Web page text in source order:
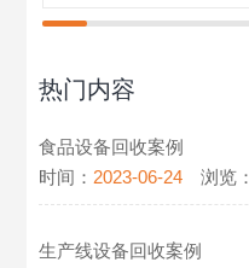
热门内容
食品设备回收案例
时间： 2023-06-24 浏览：
生产线设备回收案例